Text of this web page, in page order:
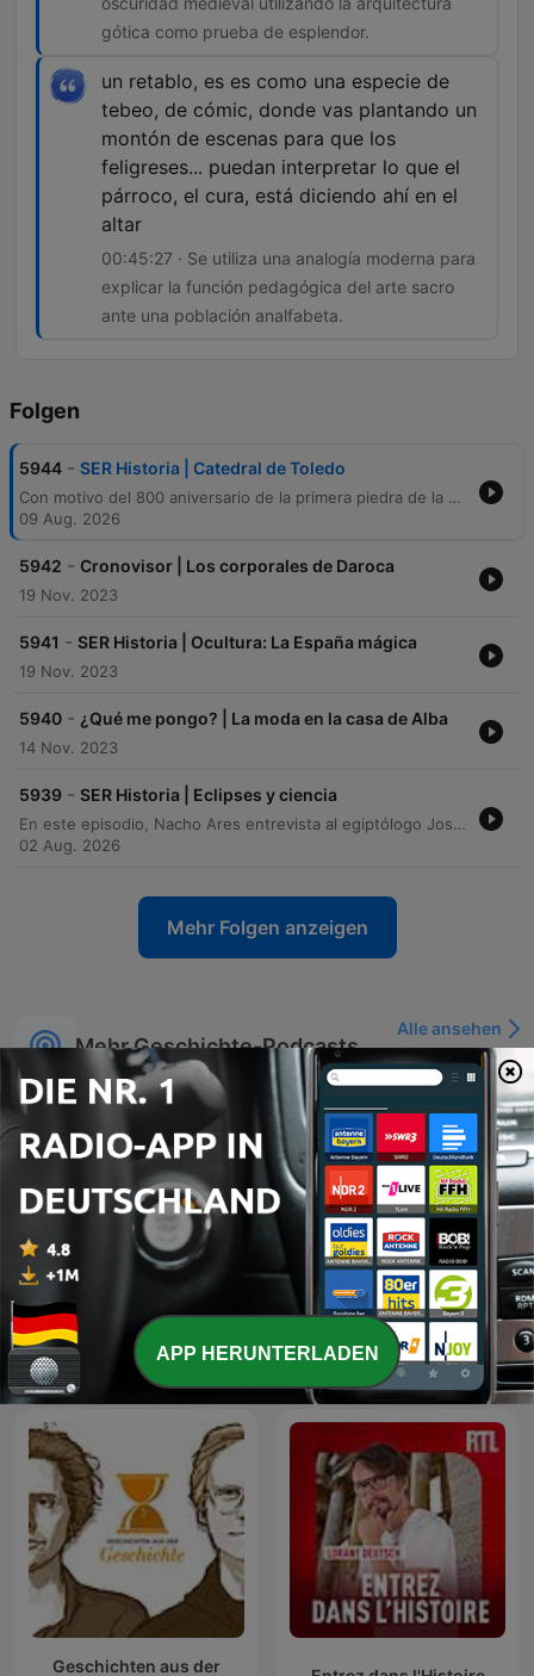
gótica como prueba de esplendor.
un retablo, es es como una especie de
tebeo, de cómic, donde vas plantando un
montón de escenas para que los
feligreses... puedan interpretar lo que el
párroco, el cura, está diciendo ahí en el
altar
00:45:27 · Se utiliza una analogía moderna para
explicar la función pedagógica del arte sacro
ante una población analfabeta.
Folgen
5944 - SER Historia | Catedral de Toledo
Con motivo del 800 aniversario de la primera piedra de la Catedral de Toledo, este programa recorre su historia desde las épocas visigoda y musulmana hasta sus tesoros artísticos. A través de un viaje por sus reliquias sagradas, elementos arquitectónicos como el Transparente y el retablo de Cisneros, y entrevistas con expertos e historiadores, se explora la riqueza del patrimonio y el simbolismo de la luz en el arte gótico. El episodio profundiza en la importancia de la sede primada y cómo elementos como las vidrieras y los retablos funcionaban como herramientas didácticas. Se analiza la conexión indisoluble entre la catedral y la ciudad de Toledo, explorando su evolución constante como un organismo vivo a través de los siglos.
09 Aug. 2026
5942 - Cronovisor | Los corporales de Daroca
19 Nov. 2023
5941 - SER Historia | Ocultura: La España mágica
19 Nov. 2023
5940 - ¿Qué me pongo? | La moda en la casa de Alba
14 Nov. 2023
5939 - SER Historia | Eclipses y ciencia
En este episodio, Nacho Ares entrevista al egiptólogo José Luis sobre la arqueoastronomía, explorando cómo las civilizaciones antiguas utilizaban la observación de los astros para fines religiosos y agrarios en monumentos como Stonehenge o las taulas de Menorca. Se analizan los métodos científicos para estudiar estas alineaciones y la evolución del conocimiento astronómico, desde los presagios antiguos hasta hitos modernos como la confirmación de la relatividad mediante eclipses. Posteriormente, el físico Pablo Arias rinde homenaje al legado de Carl Sagan y su impacto en la divulgación científica. El programa también aborda conceptos de cosmología, la importancia de la espectroscopía en el descubrimiento del helio y la expectativa por el eclipse solar que ocurrirá en Palencia en agosto de 202<0xC2>6.
02 Aug. 2026
Mehr Folgen anzeigen
Mehr Geschichte-Podcasts
Alle ansehen
WDR Zeitzeichen
Alles Geschichte - Der
History-Podcast
Geschichten aus der
APP HERUNTERLADEN